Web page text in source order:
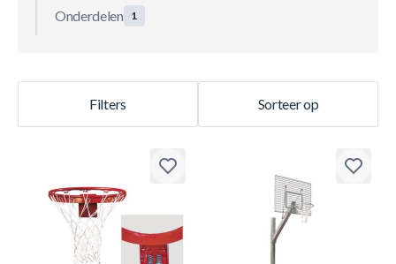
Onderdelen 1
Sorteer op
Filters